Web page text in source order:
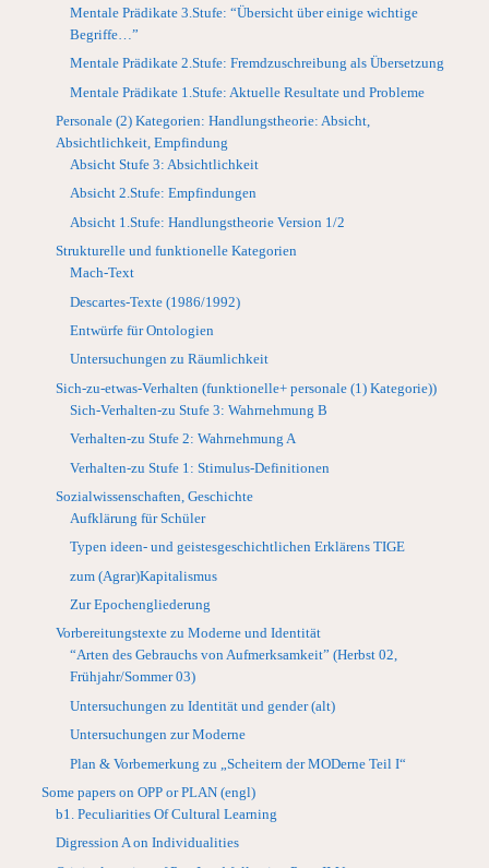
Mentale Prädikate 3.Stufe: “Übersicht über einige wichtige
Begriffe…”
Mentale Prädikate 2.Stufe: Fremdzuschreibung als Übersetzung
Mentale Prädikate 1.Stufe: Aktuelle Resultate und Probleme
Personale (2) Kategorien: Handlungstheorie: Absicht,
Absichtlichkeit, Empfindung
Absicht Stufe 3: Absichtlichkeit
Absicht 2.Stufe: Empfindungen
Absicht 1.Stufe: Handlungstheorie Version 1/2
Strukturelle und funktionelle Kategorien
Mach-Text
Descartes-Texte (1986/1992)
Entwürfe für Ontologien
Untersuchungen zu Räumlichkeit
Sich-zu-etwas-Verhalten (funktionelle+ personale (1) Kategorie))
Sich-Verhalten-zu Stufe 3: Wahrnehmung B
Verhalten-zu Stufe 2: Wahrnehmung A
Verhalten-zu Stufe 1: Stimulus-Definitionen
Sozialwissenschaften, Geschichte
Aufklärung für Schüler
Typen ideen- und geistesgeschichtlichen Erklärens TIGE
zum (Agrar)Kapitalismus
Zur Epochengliederung
Vorbereitungstexte zu Moderne und Identität
“Arten des Gebrauchs von Aufmerksamkeit” (Herbst 02,
Frühjahr/Sommer 03)
Untersuchungen zu Identität und gender (alt)
Untersuchungen zur Moderne
Plan & Vorbemerkung zu „Scheitern der MODerne Teil I“
Some papers on OPP or PLAN (engl)
b1. Peculiarities Of Cultural Learning
Digression A on Individualities